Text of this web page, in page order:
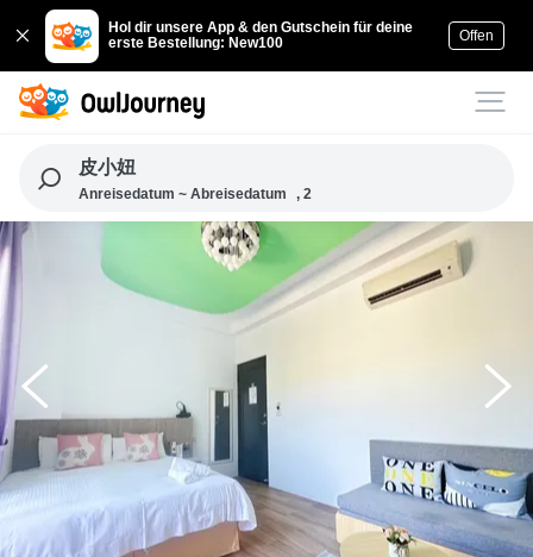
Hol dir unsere App & den Gutschein für deine
erste Bestellung: New100
Offen
皮小妞
Anreisedatum ~ Abreisedatum , 2